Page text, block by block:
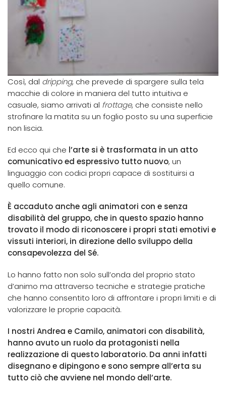
Così, dal dripping, che prevede di spargere sulla tela
macchie di colore in maniera del tutto intuitiva e
casuale, siamo arrivati al frottage, che consiste nello
strofinare la matita su un foglio posto su una superficie
non liscia.
Ed ecco qui che l’arte si è trasformata in un atto
comunicativo ed espressivo tutto nuovo, un
linguaggio con codici propri capace di sostituirsi a
quello comune.
È accaduto anche agli animatori con e senza
disabilità del gruppo, che in questo spazio hanno
trovato il modo di riconoscere i propri stati emotivi e
vissuti interiori, in direzione dello sviluppo della
consapevolezza del Sé.
Lo hanno fatto non solo sull’onda del proprio stato
d’animo ma attraverso tecniche e strategie pratiche
che hanno consentito loro di affrontare i propri limiti e di
valorizzare le proprie capacità.
I nostri Andrea e Camilo, animatori con disabilità,
hanno avuto un ruolo da protagonisti nella
realizzazione di questo laboratorio. Da anni infatti
disegnano e dipingono e sono sempre all’erta su
tutto ciò che avviene nel mondo dell’arte.